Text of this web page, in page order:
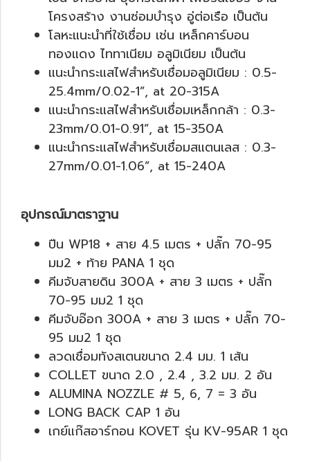
โครงสร้าง งานซ่อมบำรุง อู่ต่อเรือ เป็นต้น
โลหะแนะนำที่ใช้เชื่อม เช่น เหล็กคาร์บอน
ทองแดง ไททาเนียม อลูมิเนียม เป็นต้น
แนะนำกระแสไฟสำหรับเชื่อมอลูมิเนียม : 0.5-
25.4mm/0.02-1”, at 20-315A
แนะนำกระแสไฟสำหรับเชื่อมเหล็กกล้า : 0.3-
23mm/0.01-0.91”, at 15-350A
แนะนำกระแสไฟสำหรับเชื่อมสแตนเลส : 0.3-
27mm/0.01-1.06”, at 15-240A
อุปกรณ์มาตราฐาน
ปืน WP18 + สาย 4.5 เมตร + ปลั๊ก 70-95
มม2 + ท้าย PANA 1 ชุด
คีมจับสายดิน 300A + สาย 3 เมตร + ปลั๊ก
70-95 มม2 1 ชุด
คีมจับอ๊อก 300A + สาย 3 เมตร + ปลั๊ก 70-
95 มม2 1 ชุด
ลวดเชื่อมทังสเตนขนาด 2.4 มม. 1 เส้น
COLLET ขนาด 2.0 , 2.4 , 3.2 มม. 2 อัน
ALUMINA NOZZLE # 5, 6, 7 = 3 อัน
LONG BACK CAP 1 อัน
เกย์แก๊สอาร์กอน KOVET รุ่น KV-95AR 1 ชุด